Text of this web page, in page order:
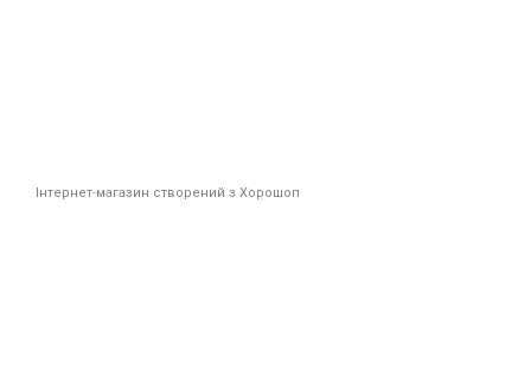
Інтернет-магазин створений з Хорошоп